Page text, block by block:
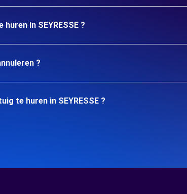
in SEYRESSE ?
?
te huren in SEYRESSE ?